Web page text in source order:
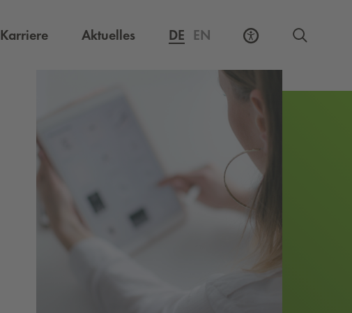
KarriereExterner Link, öffnet eine neue Registerkarte
Aktuelles DE EN